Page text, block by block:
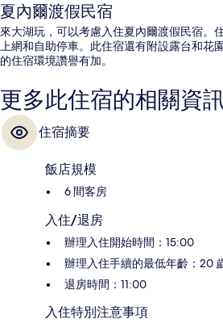
夏內爾渡假民宿
來大湖玩，可以考慮入住夏內爾渡假民宿。
上網和自助停車。此住宿還有附設露台和花
的住宿環境讚譽有加。
更多此住宿的相關資
住宿摘要
飯店規模
6 間客房
入住/退房
辦理入住開始時間：15:00
辦理入住手續的最低年齡：20
退房時間：11:00
入住特別注意事項